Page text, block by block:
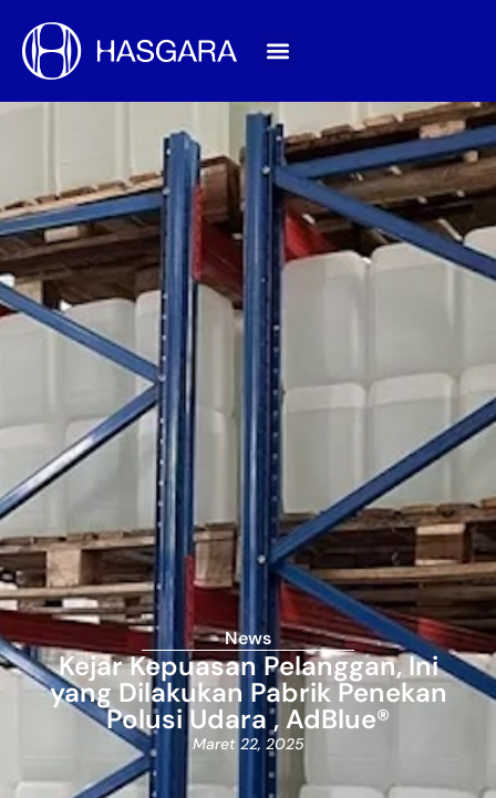
News
Kejar Kepuasan Pelanggan, Ini
yang Dilakukan Pabrik Penekan
Polusi Udara , AdBlue®
Maret 22, 2025